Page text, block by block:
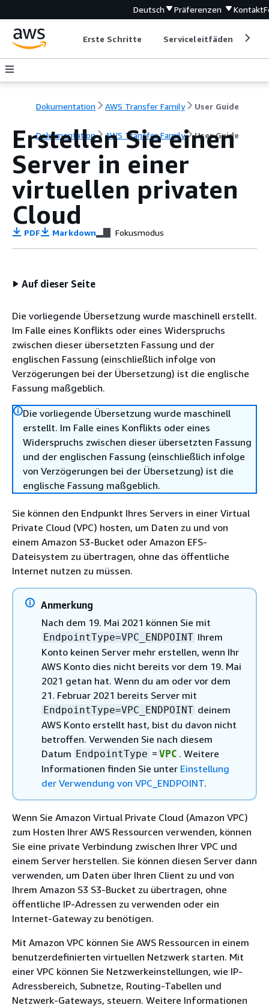
Deutsch Präferenzen Kontakt
Erste Schritte Serviceleitfäden
Dokumentation AWS Transfer Family User Guide
Dokumentation AWS Transfer Family User Guide
Erstellen Sie einen
Server in einer
virtuellen privaten
Cloud
PDF Markdown Fokusmodus
Auf dieser Seite
Die vorliegende Übersetzung wurde maschinell erstellt.
Im Falle eines Konflikts oder eines Widerspruchs
zwischen dieser übersetzten Fassung und der
englischen Fassung (einschließlich infolge von
Verzögerungen bei der Übersetzung) ist die englische
Fassung maßgeblich.
Die vorliegende Übersetzung wurde maschinell
erstellt. Im Falle eines Konflikts oder eines
Widerspruchs zwischen dieser übersetzten Fassung
und der englischen Fassung (einschließlich infolge
von Verzögerungen bei der Übersetzung) ist die
englische Fassung maßgeblich.
Sie können den Endpunkt Ihres Servers in einer Virtual
Private Cloud (VPC) hosten, um Daten zu und von
einem Amazon S3-Bucket oder Amazon EFS-
Dateisystem zu übertragen, ohne das öffentliche
Internet nutzen zu müssen.
Anmerkung
Nach dem 19. Mai 2021 können Sie mit
EndpointType=VPC_ENDPOINT Ihrem
Konto keinen Server mehr erstellen, wenn Ihr
AWS Konto dies nicht bereits vor dem 19. Mai
2021 getan hat. Wenn du am oder vor dem
21. Februar 2021 bereits Server mit
EndpointType=VPC_ENDPOINT deinem
AWS Konto erstellt hast, bist du davon nicht
betroffen. Verwenden Sie nach diesem
Datum EndpointType = VPC . Weitere
Informationen finden Sie unter Einstellung
der Verwendung von VPC_ENDPOINT.
Wenn Sie Amazon Virtual Private Cloud (Amazon VPC)
zum Hosten Ihrer AWS Ressourcen verwenden, können
Sie eine private Verbindung zwischen Ihrer VPC und
einem Server herstellen. Sie können diesen Server dann
verwenden, um Daten über Ihren Client zu und von
Ihrem Amazon S3 S3-Bucket zu übertragen, ohne
öffentliche IP-Adressen zu verwenden oder ein
Internet-Gateway zu benötigen.
Mit Amazon VPC können Sie AWS Ressourcen in einem
benutzerdefinierten virtuellen Netzwerk starten. Mit
einer VPC können Sie Netzwerkeinstellungen, wie IP-
Adressbereich, Subnetze, Routing-Tabellen und
Netzwerk-Gateways, steuern. Weitere Informationen